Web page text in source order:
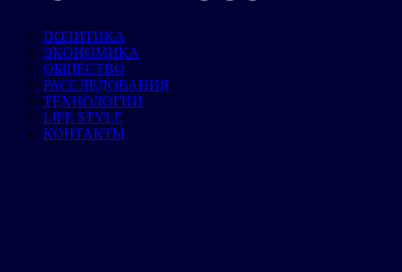
ПОЛИТИКА
ЭКОНОМИКА
ОБЩЕСТВО
РАССЛЕДОВАНИЯ
ТЕХНОЛОГИИ
LIFE STYLE
КОНТАКТЫ